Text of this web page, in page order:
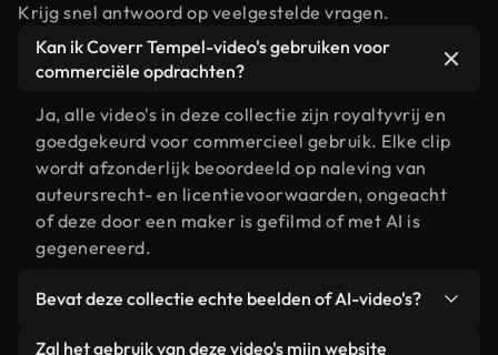
Krijg snel antwoord op veelgestelde vragen.
Kan ik Coverr Tempel-video's gebruiken voor
commerciële opdrachten?
Ja, alle video's in deze collectie zijn royaltyvrij en
goedgekeurd voor commercieel gebruik. Elke clip
wordt afzonderlijk beoordeeld op naleving van
auteursrecht- en licentievoorwaarden, ongeacht
of deze door een maker is gefilmd of met AI is
gegenereerd.
Bevat deze collectie echte beelden of AI-video's?
Beide. Dit is een hybride bibliotheek die bestaat
Zal het gebruik van deze video's mijn website